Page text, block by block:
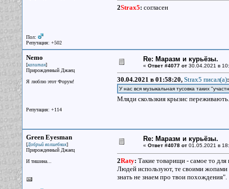
Пол:
Репутация: +502
2Strax5: согласен
Nemo
[капитан]
Прирожденный Джаец
Я люблю этот Форум!
Репутация: +114
Re: Маразм и курьёзы.
« Ответ #4077 от30.04.2021 в
30.04.2021 в 01:58:20, Strax5 писал(a):
У нас вся музыкальная тусовка таких
Мляди скользкия крызис
Green Eyesman
[Добрый волшебник]
Прирожденный Джаец
И тишина...
Re: Маразм и курьёзы.
« Ответ #4078 от01.05.2021 в
2Raty: Такие товарищи - самое то для
Людей используют, те своими жопами
знать не знаем про твои похождения".